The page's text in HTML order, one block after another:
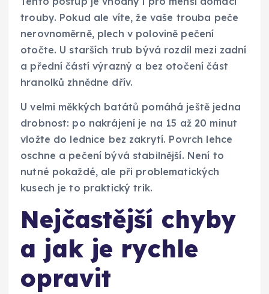
trouby. Pokud ale víte, že vaše trouba peče
nerovnoměrně, plech v polovině pečení
otočte. U starších trub bývá rozdíl mezi zadní
a přední částí výrazný a bez otočení část
hranolků zhnědne dřív.
U velmi měkkých batátů pomáhá ještě jedna
drobnost: po nakrájení je na 15 až 20 minut
vložte do lednice bez zakrytí. Povrch lehce
oschne a pečení bývá stabilnější. Není to
nutné pokaždé, ale při problematických
kusech je to praktický trik.
Nejčastější chyby
a jak je rychle
opravit